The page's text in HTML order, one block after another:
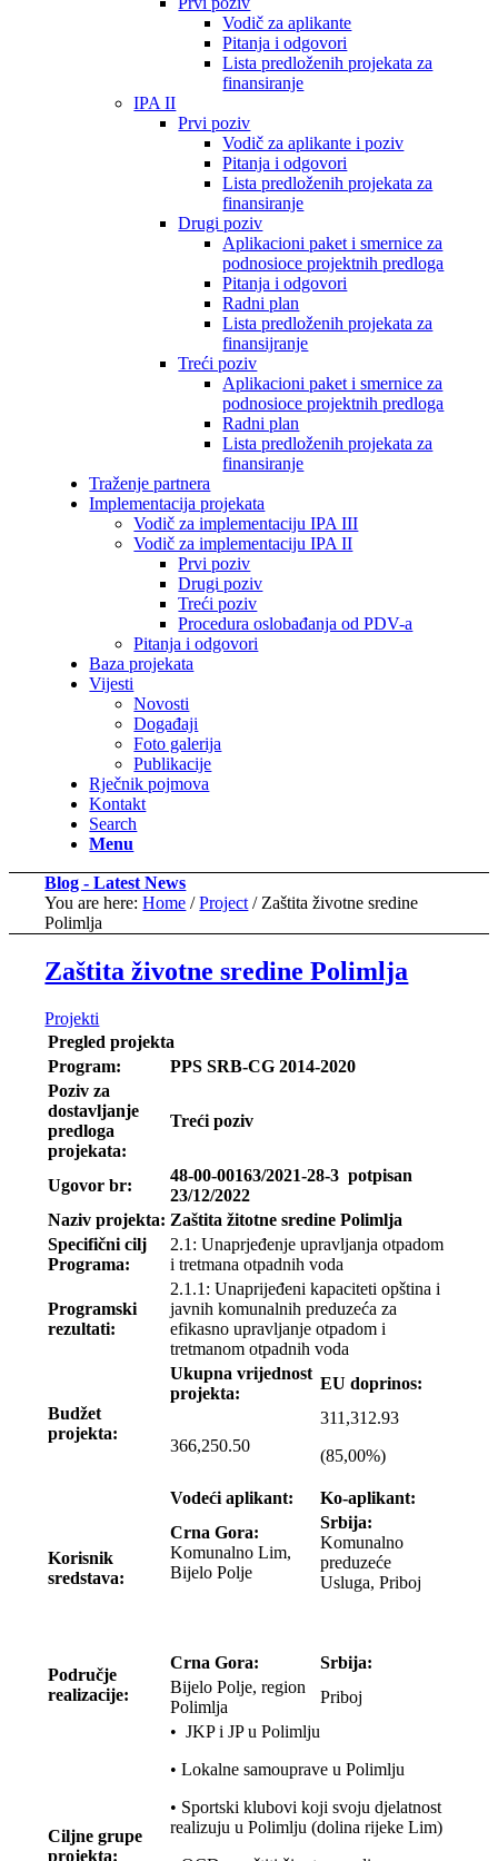
Vodič za aplikante
Pitanja i odgovori
Lista predloženih projekata za
finansiranje
IPA II
Prvi poziv
Vodič za aplikante i poziv
Pitanja i odgovori
Lista predloženih projekata za
finansiranje
Drugi poziv
Aplikacioni paket i smernice za
podnosioce projektnih predloga
Pitanja i odgovori
Radni plan
Lista predloženih projekata za
finansijranje
Treći poziv
Aplikacioni paket i smernice za
podnosioce projektnih predloga
Radni plan
Lista predloženih projekata za
finansiranje
Traženje partnera
Implementacija projekata
Vodič za implementaciju IPA III
Vodič za implementaciju IPA II
Prvi poziv
Drugi poziv
Treći poziv
Procedura oslobađanja od PDV-a
Pitanja i odgovori
Baza projekata
Vijesti
Novosti
Događaji
Foto galerija
Publikacije
Rječnik pojmova
Kontakt
Search
Menu
Blog - Latest News
You are here: Home / Project / Zaštita životne sredine
Polimlja
Zaštita životne sredine Polimlja
Projekti
Pregled projekta
Program:
PPS SRB-CG 2014-2020
Poziv za
dostavljanje
predloga
projekata:
Treći poziv
Ugovor br:
48-00-00163/2021-28-3 potpisan
23/12/2022
Naziv projekta: Zaštita žitotne sredine Polimlja
Specifični cilj
Programa:
2.1: Unaprjeđenje upravljanja otpadom
i tretmana otpadnih voda
Programski
rezultati:
2.1.1: Unaprijeđeni kapaciteti opština i
javnih komunalnih preduzeća za
efikasno upravljanje otpadom i
tretmanom otpadnih voda
Budžet
projekta:
Ukupna vrijednost
projekta:
EU doprinos:
366,250.50
311,312.93
(85,00%)
Korisnik
sredstava:
Vodeći aplikant:
Ko-aplikant:
Crna Gora:
Komunalno Lim,
Bijelo Polje
Srbija:
Komunalno
preduzeće
Usluga, Priboj
Područje
realizacije:
Crna Gora:
Srbija:
Bijelo Polje, region
Polimlja
Priboj
Ciljne grupe
projekta:
• JKP i JP u Polimlju
• Lokalne samouprave u Polimlju
• Sportski klubovi koji svoju djelatnost
realizuju u Polimlju (dolina rijeke Lim)